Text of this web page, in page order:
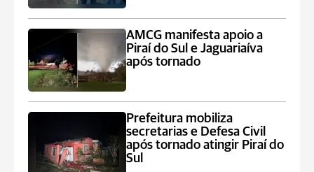
AMCG manifesta apoio a
Piraí do Sul e Jaguariaíva
após tornado
Prefeitura mobiliza
secretarias e Defesa Civil
após tornado atingir Piraí do
Sul